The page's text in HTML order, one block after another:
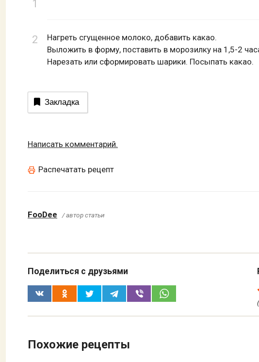
Нагреть сгущенное молоко, добавить какао.
Выложить в форму, поставить в морозилку на 1,5-2
Нарезать или сформировать шарики. Посыпать какао.
Закладка
Написать комментарий.
Распечатать рецепт
FooDee / автор статьи
Поделиться с друзьями
(
Похожие рецепты